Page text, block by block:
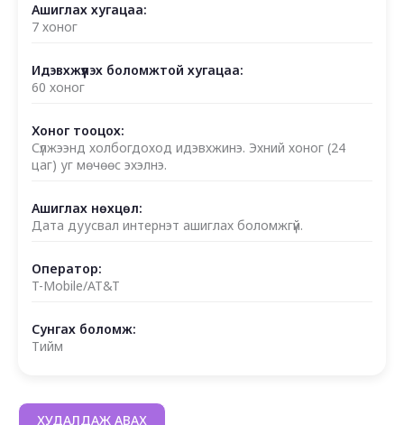
Ашиглах хугацаа:
7 хоног
Идэвхжүүлэх боломжтой хугацаа:
60 хоног
Хоног тооцох:
Сүлжээнд холбогдоход идэвхжинэ. Эхний хоног (24
цаг) уг мөчөөс эхэлнэ.
Ашиглах нөхцөл:
Дата дуусвал интернэт ашиглах боломжгүй.
Оператор:
T-Mobile/AT&T
Сунгах боломж:
Тийм
ХУДАЛДАЖ АВАХ